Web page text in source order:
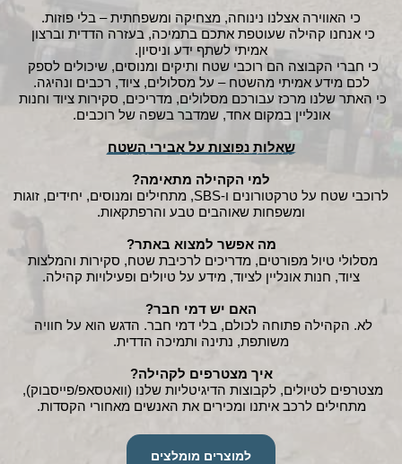
כי האווירה אצלנו נינוחה, מצחיקה ומשפחתית – בלי פוזות.
כי אנחנו קהילה שעוטפת אתכם בתמיכה, בעזרה הדדית וברצון
אמיתי לשתף ידע וניסיון.
כי חברי הקבוצה הם רוכבי שטח ותיקים ומנוסים, שיכולים לספק
לכם מידע אמיתי מהשטח – על מסלולים, ציוד, רכבים ונהיגה.
כי האתר שלנו מרכז עבורכם מסלולים, מדריכים, סקירות ציוד וחנות
אונליין במקום אחד, שמדבר בשפה של רוכבים.
שאלות נפוצות על אבירי השטח
למי הקהילה מתאימה?
לרוכבי שטח על טרקטורונים ו‑SBS, מתחילים ומנוסים, יחידים, זוגות
ומשפחות שאוהבים טבע והרפתקאות.
מה אפשר למצוא באתר?
מסלולי טיול מפורטים, מדריכים לרכיבת שטח, סקירות והמלצות
ציוד, חנות אונליין לציוד, מידע על טיולים ופעילויות קהילה.
האם יש דמי חבר?
לא. הקהילה פתוחה לכולם, בלי דמי חבר. הדגש הוא על חוויה
משותפת, נתינה ותמיכה הדדית.
איך מצטרפים לקהילה?
מצטרפים לטיולים, לקבוצות הדיגיטליות שלנו (וואטסאפ/פייסבוק),
מתחילים לרכב איתנו ומכירים את האנשים מאחורי הקסדות.
למוצרים מומלצים